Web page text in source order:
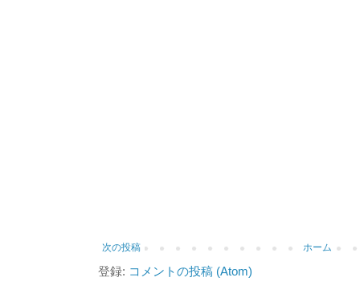
次の投稿 ホーム
登録: コメントの投稿 (Atom)